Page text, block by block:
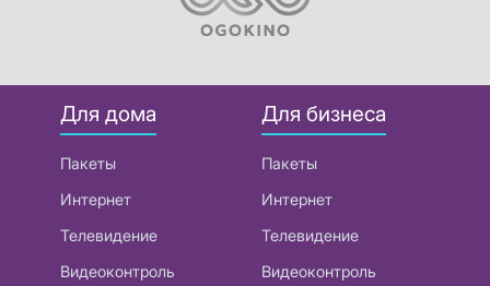
Для дома
Пакеты
Интернет
Телевидение
Видеоконтроль
Для бизнеса
Пакеты
Интернет
Телевидение
Видеоконтроль